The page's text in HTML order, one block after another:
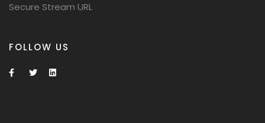
Secure Stream URL
FOLLOW US